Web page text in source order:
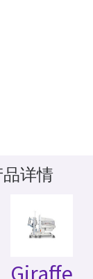
详情